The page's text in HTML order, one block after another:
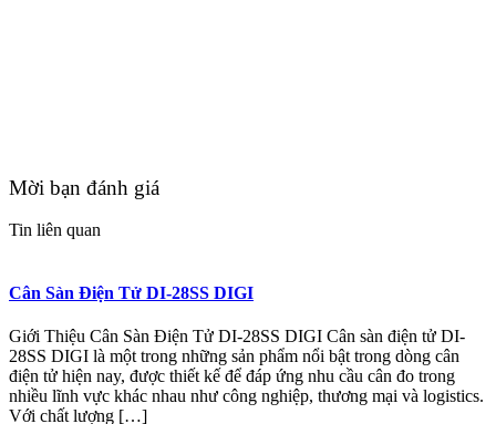
Mời bạn đánh giá
Tin liên quan
Cân Sàn Điện Tử DI-28SS DIGI
Giới Thiệu Cân Sàn Điện Tử DI-28SS DIGI Cân sàn điện tử DI-
28SS DIGI là một trong những sản phẩm nổi bật trong dòng cân
điện tử hiện nay, được thiết kế để đáp ứng nhu cầu cân đo trong
nhiều lĩnh vực khác nhau như công nghiệp, thương mại và logistics.
Với chất lượng […]